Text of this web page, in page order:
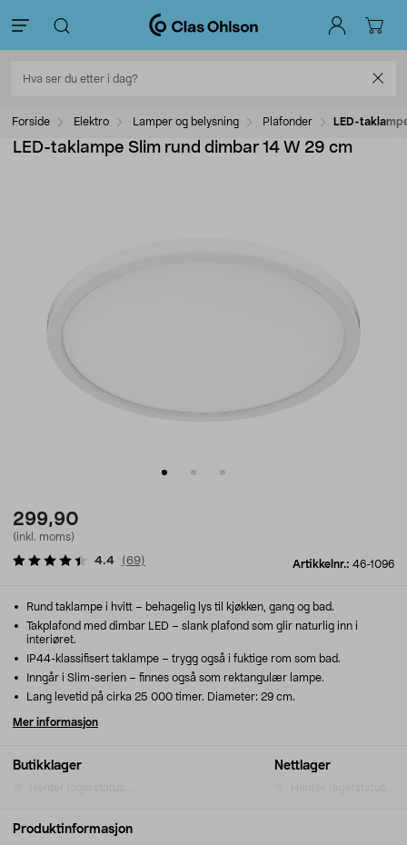
Forside Elektro Lamper og belysning Plafonder LED-
LED-taklampe Slim rund dimbar 14 W 29 cm
299,90
(inkl. moms)
Artikkelnr.: 46-1096
4.4 (69)
Butikklager Nettlager
Rund taklampe i hvitt – behagelig lys til kjøkken, gang og bad.
Takplafond med dimbar LED – slank plafond som glir naturlig inn i
interiøret.
IP44-klassifisert taklampe – trygg også i fuktige rom som bad.
Inngår i Slim-serien – finnes også som rektangulær lampe.
Lang levetid på cirka 25 000 timer. Diameter: 29 cm.
Mer informasjon
Produktinformasjon